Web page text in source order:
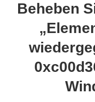
Beheben